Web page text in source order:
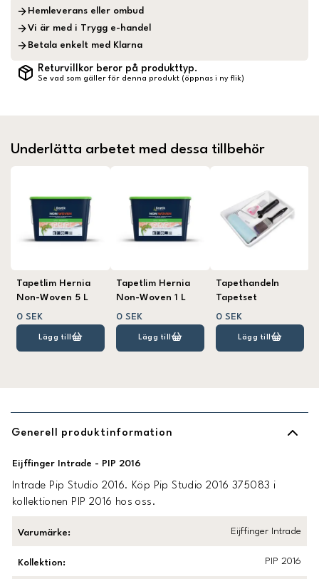
Hemleverans eller ombud
Vi är med i Trygg e-handel
Betala enkelt med Klarna
Returvillkor beror på produkttyp.
Se vad som gäller för denna produkt (öppnas i ny flik)
Underlätta arbetet med dessa tillbehör
Tapetlim Hernia
Non-Woven 5 L
0 SEK
Lägg till
Tapetlim Hernia
Non-Woven 1 L
0 SEK
Lägg till
Tapethandeln
Tapetset
0 SEK
Lägg till
Generell produktinformation
Eijffinger Intrade - PIP 2016
Intrade Pip Studio 2016. Köp Pip Studio 2016 375083 i
kollektionen PIP 2016 hos oss.
Varumärke: Eijffinger Intrade
Kollektion: PIP 2016